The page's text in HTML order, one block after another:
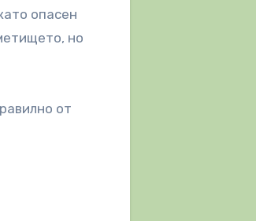
опасен
но
от